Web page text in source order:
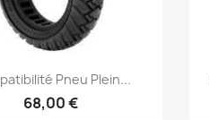
Aperçu rapide
Pneu Plein...
68,00 €